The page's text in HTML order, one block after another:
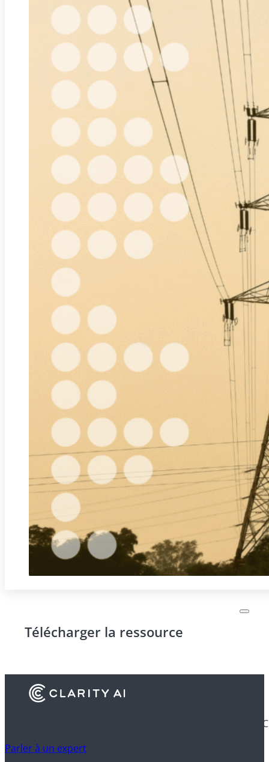
Télécharger la ressource
Découvrez comment les institutions financières utilisent
Parler à un expert